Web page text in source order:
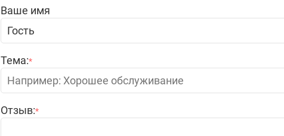
Ваше имя
Тема:*
Отзыв:*